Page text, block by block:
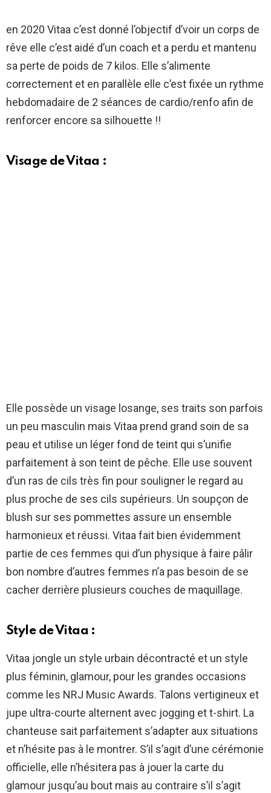
en 2020 Vitaa c’est donné l’objectif d’voir un corps de
rêve elle c’est aidé d’un coach et a perdu et mantenu
sa perte de poids de 7 kilos. Elle s’alimente
correctement et en parallèle elle c’est fixée un rythme
hebdomadaire de 2 séances de cardio/renfo afin de
renforcer encore sa silhouette !!
Visage de Vitaa :
Elle possède un visage losange, ses traits son parfois
un peu masculin mais Vitaa prend grand soin de sa
peau et utilise un léger fond de teint qui s’unifie
parfaitement à son teint de pêche. Elle use souvent
d’un ras de cils très fin pour souligner le regard au
plus proche de ses cils supérieurs. Un soupçon de
blush sur ses pommettes assure un ensemble
harmonieux et réussi. Vitaa fait bien évidemment
partie de ces femmes qui d’un physique à faire pâlir
bon nombre d’autres femmes n’a pas besoin de se
cacher derrière plusieurs couches de maquillage.
Style de Vitaa :
Vitaa jongle un style urbain décontracté et un style
plus féminin, glamour, pour les grandes occasions
comme les NRJ Music Awards. Talons vertigineux et
jupe ultra-courte alternent avec jogging et t-shirt. La
chanteuse sait parfaitement s’adapter aux situations
et n’hésite pas à le montrer. S’il s’agit d’une cérémonie
officielle, elle n’hésitera pas à jouer la carte du
glamour jusqu’au bout mais au contraire s’il s’agit